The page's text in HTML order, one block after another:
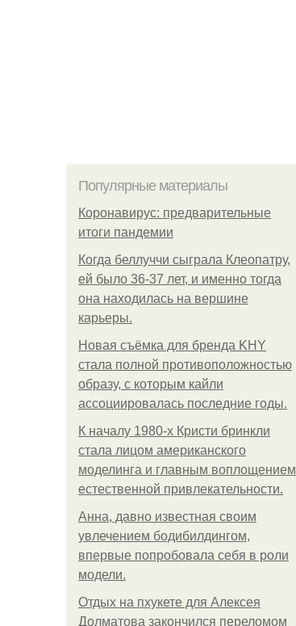
Популярные материалы
Коронавирус: предварительные
итоги пандемии
Когда беллуччи сыграла Клеопатру,
ей было 36-37 лет, и именно тогда
она находилась на вершине
карьеры.
Новая съёмка для бренда KHY
стала полной противоположностью
образу, с которым кайли
ассоциировалась последние годы.
К началу 1980-х Кристи бринкли
стала лицом американского
моделинга и главным воплощением
естественной привлекательности.
Анна, давно известная своим
увлечением бодибилдингом,
впервые попробовала себя в роли
модели.
Отдых на пхукете для Алексея
Долматова закончился переломом